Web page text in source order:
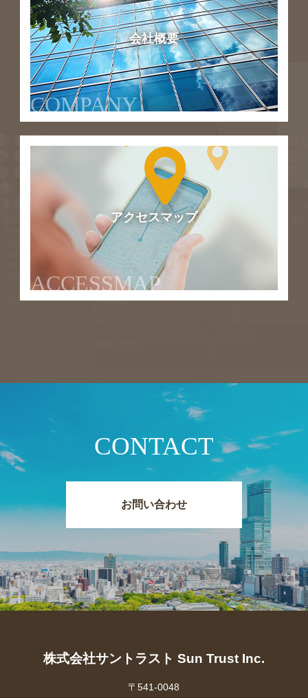
会社概要
COMPANY
アクセスマップ
ACCESSMAP
CONTACT
お問い合わせ
株式会社サントラスト Sun Trust Inc.
〒541-0048